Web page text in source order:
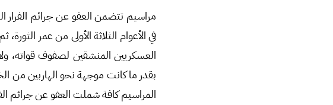
العسكريين المنشقين لصفوف قواته،
بقدر ما كانت موجهة نحو الهاربين من
المراسيم كافة شملت العفو عن جرائم